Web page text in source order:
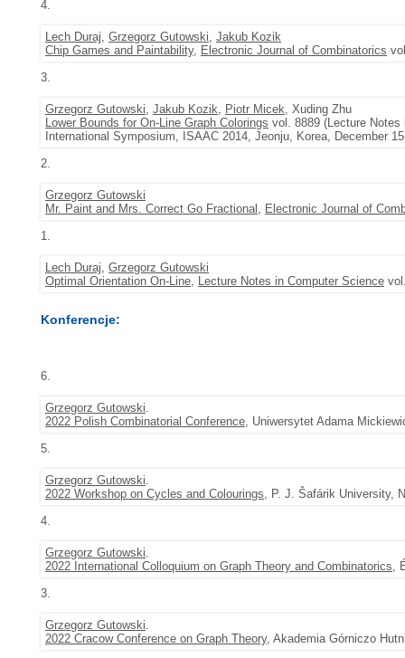
4.
Lech Duraj, Grzegorz Gutowski, Jakub Kozik
Chip Games and Paintability, Electronic Journal of Combinatorics
3.
Grzegorz Gutowski, Jakub Kozik, Piotr Micek, Xuding Zhu
Lower Bounds for On-Line Graph Colorings vol. 8889 (Lecture
International Symposium, ISAAC 2014, Jeonju, Korea, December
2.
Grzegorz Gutowski
Mr. Paint and Mrs. Correct Go Fractional , Electronic Journal of
1.
Lech Duraj, Grzegorz Gutowski
Optimal Orientation On-Line, Lecture Notes in Computer Science
Konferencje:
6.
Grzegorz Gutowski.
2022 Polish Combinatorial Conference, Uniwersytet Adama
5.
Grzegorz Gutowski.
2022 Workshop on Cycles and Colourings, P. J. Šafárik University,
4.
Grzegorz Gutowski.
2022 International Colloquium on Graph Theory and Combinatorics,
3.
Grzegorz Gutowski.
2022 Cracow Conference on Graph Theory, Akademia Górniczo